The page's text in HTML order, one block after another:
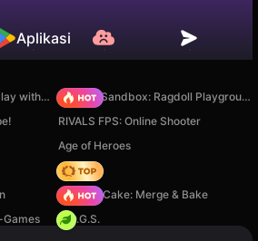
Aplikasi
Sprunki World Online RP - Play with Friends!
Sprunki Sandbox: Ragdoll Playground Mode
RIVALS FPS: Online Shooter
Age of Heroes
Hedgies
Piece of Cake: Merge & Bake
H.O.G.S.